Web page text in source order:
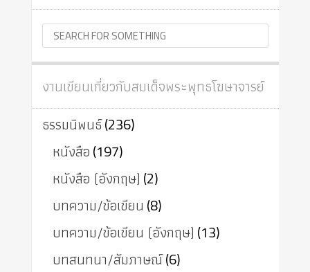
งานเขียนเกี่ยวกับสมเด็จพระพุทธโฆษาจารย์
ธรรมนิพนธ์(236)
หนังสือ(197)
หนังสือ (อังกฤษ) (2)
บทความ/ข้อเขียน (8)
บทความ/ข้อเขียน (อังกฤษ) (13)
บทสนทนา/สัมภาษณ์(6)